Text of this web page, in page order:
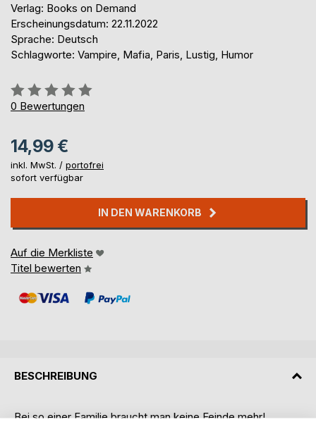
Verlag: Books on Demand
Erscheinungsdatum: 22.11.2022
Sprache: Deutsch
Schlagworte: Vampire, Mafia, Paris, Lustig, Humor
Bewertung::
0%
0 Bewertungen
14,99 €
inkl. MwSt. / portofrei
sofort verfügbar
IN DEN WARENKORB
Auf die Merkliste
Titel bewerten
BESCHREIBUNG
Bei so einer Familie braucht man keine Feinde mehr!